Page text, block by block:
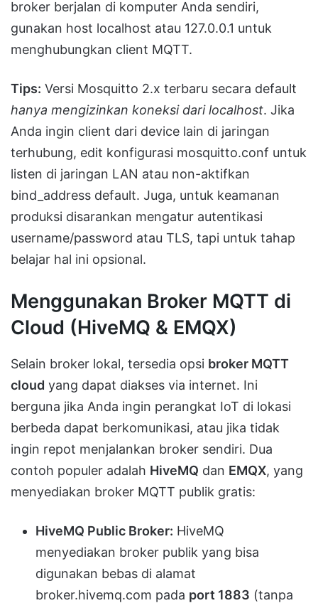
broker berjalan di komputer Anda sendiri,
gunakan host localhost atau 127.0.0.1 untuk
menghubungkan client MQTT.
Tips: Versi Mosquitto 2.x terbaru secara default
hanya mengizinkan koneksi dari localhost. Jika
Anda ingin client dari device lain di jaringan
terhubung, edit konfigurasi mosquitto.conf untuk
listen di jaringan LAN atau non-aktifkan
bind_address default. Juga, untuk keamanan
produksi disarankan mengatur autentikasi
username/password atau TLS, tapi untuk tahap
belajar hal ini opsional.
Menggunakan Broker MQTT di
Cloud (HiveMQ & EMQX)
Selain broker lokal, tersedia opsi broker MQTT
cloud yang dapat diakses via internet. Ini
berguna jika Anda ingin perangkat IoT di lokasi
berbeda dapat berkomunikasi, atau jika tidak
ingin repot menjalankan broker sendiri. Dua
contoh populer adalah HiveMQ dan EMQX, yang
menyediakan broker MQTT publik gratis:
HiveMQ Public Broker: HiveMQ
menyediakan broker publik yang bisa
digunakan bebas di alamat
broker.hivemq.com pada port 1883 (tanpa